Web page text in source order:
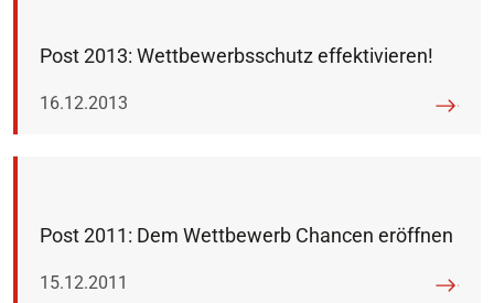
Post 2013: Wettbewerbsschutz effektivieren!
Veröffentlicht am:
16.12.2013
Post 2011: Dem Wettbewerb Chancen eröffnen
Veröffentlicht am:
15.12.2011